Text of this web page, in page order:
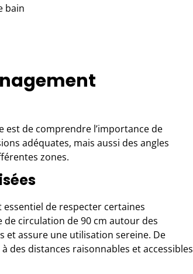
bain
est de comprendre l’importance de
adéquates, mais aussi des angles
zones.
de respecter certaines
de circulation de 90 cm autour des
et assure une utilisation sereine. De
des distances raisonnables et accessibles